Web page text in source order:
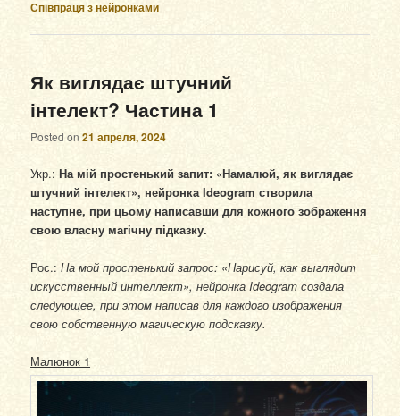
Співпраця з нейронками
Як виглядає штучний
інтелект? Частина 1
Posted on21 апреля, 2024
Укр.:На мій простенький запит: «Намалюй, як виглядає
штучний інтелект», нейронка Ideogram створила
наступне, при цьому написавши для кожного зображення
свою власну магічну підказку.
Рос.:На мой простенький запрос: «Нарисуй, как выглядит
искусственный интеллект», нейронка Ideogram создала
следующее, при этом написав для каждого изображения
свою собственную магическую подсказку.
Малюнок 1